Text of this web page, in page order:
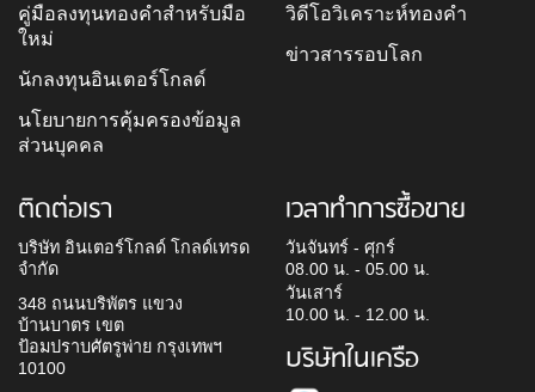
คู่มือลงทุนทองคำสำหรับมือ
ใหม่
นักลงทุนอินเตอร์โกลด์
นโยบายการคุ้มครองข้อมูล
ส่วนบุคคล
วิดีโอวิเคราะห์ทองคำ
ข่าวสารรอบโลก
ติดต่อเรา
บริษัท อินเตอร์โกลด์ โกลด์เทรด
จำกัด
348 ถนนบริพัตร แขวง
บ้านบาตร เขต
ป้อมปราบศัตรูพ่าย กรุงเทพฯ
10100
เวลาทำการซื้อขาย
วันจันทร์ - ศุกร์
08.00 น. - 05.00 น.
วันเสาร์
10.00 น. - 12.00 น.
บริษัทในเครือ